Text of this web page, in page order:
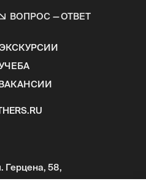
Герцена, 58,
ВОПРОС —ОТВЕТ